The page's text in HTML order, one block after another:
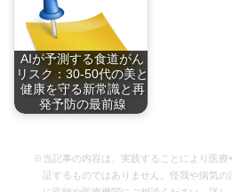
AIが予測する食道がん
リスク：30-50代の美と
健康を守る新常識と再
発予防の最前線
※当記事の内容は、実践することにより医療
証するものではありません。怪我や病気